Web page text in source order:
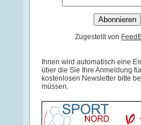
Zugestellt von
Ihnen wird automatisch eine
über die Sie Ihre Anmeldung
kostenlosen Newsletter bitte
müssen.